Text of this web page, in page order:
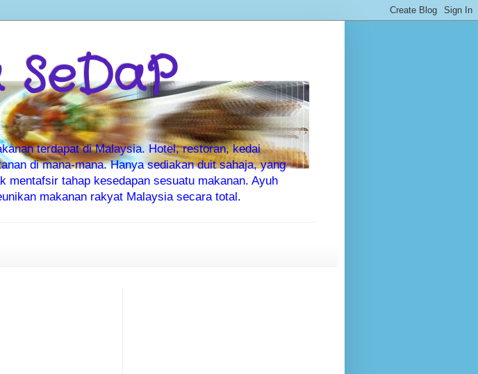
terdapat di Malaysia. Hotel, restoran, kedai
di mana-mana. Hanya sediakan duit sahaja, yang
mentafsir tahap kesedapan sesuatu makanan. Ayuh
makanan rakyat Malaysia secara total.